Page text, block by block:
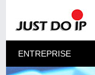
ENTREPRISE